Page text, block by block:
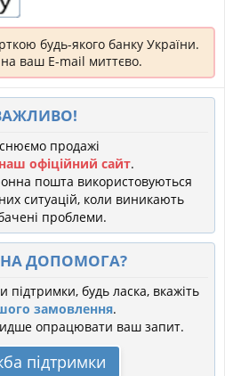
будь-якого банку України.
ваш E-mail миттєво.
продажі
офіційний сайт.
пошта використовуються
ситуацій, коли виникають
проблеми.
ДОПОМОГА?
підтримки, будь ласка, вкажіть
замовлення.
опрацювати ваш запит.
підтримки